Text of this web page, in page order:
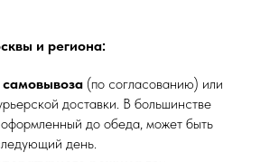
и региона:
(по согласованию) или
доставки. В большинстве
оформленный до обеда, может быть
день.